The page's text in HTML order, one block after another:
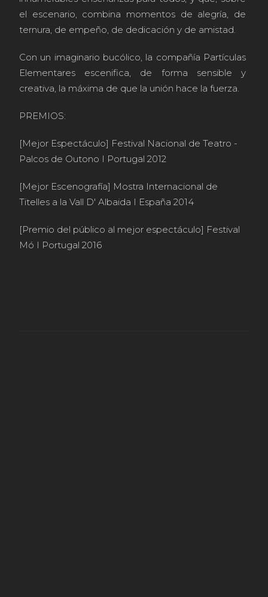
el escenario, combina momentos de alegría, de
ternura, de empeño, de dedicación y de amistad.
Con un imaginario bucólico, la compañía Partículas
Elementares escenifica, de forma sensible y
creativa, la máxima de que la unión hace la fuerza.
PREMIOS:
[Mejor Espectáculo] Festival Nacional de Teatro -
Palcos de Outono I Portugal 2012
[Mejor Escenografía] Mostra Internacional de
Titelles a la Vall D' Albaida I España 2014
[Premio del público al mejor espectáculo] Festival
Mó I Portugal 2016